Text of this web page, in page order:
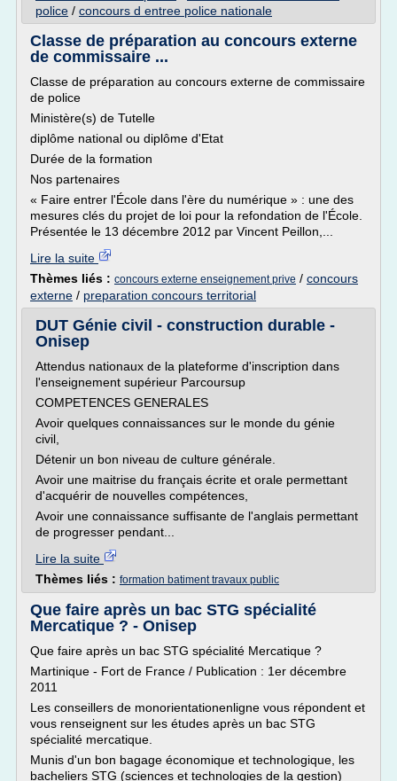
police / concours d entree police nationale
Classe de préparation au concours externe
de commissaire ...
Classe de préparation au concours externe de commissaire
de police
Ministère(s) de Tutelle
diplôme national ou diplôme d'Etat
Durée de la formation
Nos partenaires
« Faire entrer l'École dans l'ère du numérique » : une des
mesures clés du projet de loi pour la refondation de l'École.
Présentée le 13 décembre 2012 par Vincent Peillon,...
Lire la suite
Thèmes liés : concours externe enseignement prive / concours
externe / preparation concours territorial
DUT Génie civil - construction durable -
Onisep
Attendus nationaux de la plateforme d'inscription dans
l'enseignement supérieur Parcoursup
COMPETENCES GENERALES
Avoir quelques connaissances sur le monde du génie
civil,
Détenir un bon niveau de culture générale.
Avoir une maitrise du français écrite et orale permettant
d'acquérir de nouvelles compétences,
Avoir une connaissance suffisante de l'anglais permettant
de progresser pendant...
Lire la suite
Thèmes liés : formation batiment travaux public
Que faire après un bac STG spécialité
Mercatique ? - Onisep
Que faire après un bac STG spécialité Mercatique ?
Martinique - Fort de France / Publication : 1er décembre
2011
Les conseillers de monorientationenligne vous répondent et
vous renseignent sur les études après un bac STG
spécialité mercatique.
Munis d'un bon bagage économique et technologique, les
bacheliers STG (sciences et technologies de la gestion)